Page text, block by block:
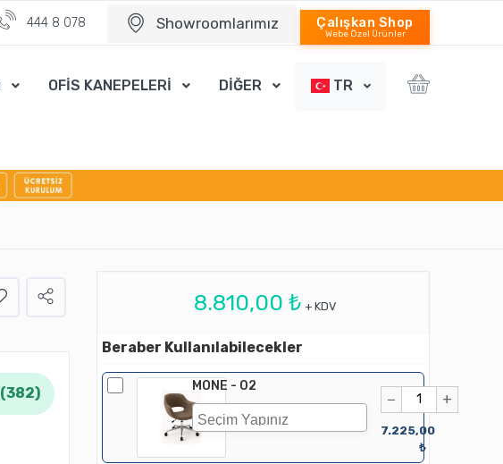
444 8 078 Showroomlarımız Çalışkan Shop
Webe Özel Ürünler
OFİS KANEPELERİ DİĞER TR
(382)
8.810,00 ₺ + KDV
Beraber Kullanılabilecekler
MONE - 02
− +
7.225,00
₺